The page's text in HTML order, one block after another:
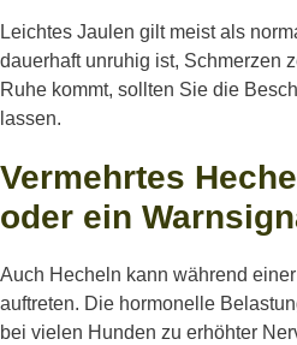
Leichtes Jaulen gilt meist als
dauerhaft unruhig ist, Schmerzen
Ruhe kommt, sollten Sie die
lassen.
Vermehrtes
oder ein
Auch Hecheln kann während
auftreten. Die hormonelle
bei vielen Hunden zu erhöhter